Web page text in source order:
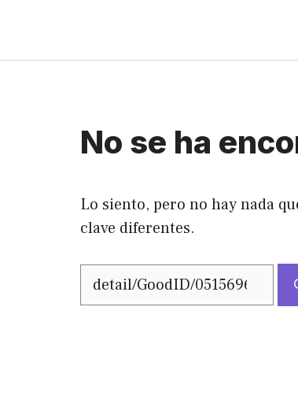
contenido
No se ha
Lo siento, pero no hay nada
clave diferentes.
Buscar: